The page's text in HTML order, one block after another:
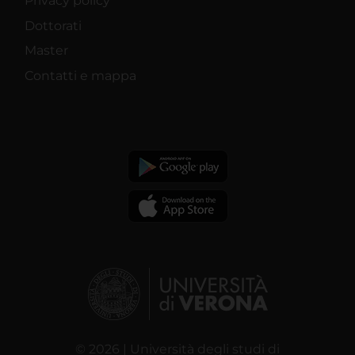
Dottorati
Master
Contatti e mappa
© 2026 | Università degli studi di